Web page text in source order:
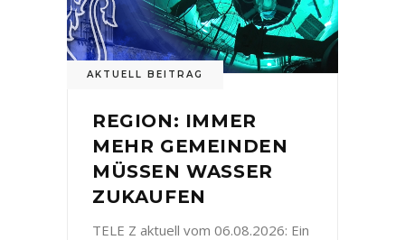
AKTUELL BEITRAG
REGION: IMMER
MEHR GEMEINDEN
MÜSSEN WASSER
ZUKAUFEN
TELE Z aktuell vom 06.08.2026: Ein